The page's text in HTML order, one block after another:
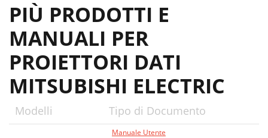
PIÙ PRODOTTI E
MANUALI PER
PROIETTORI DATI
MITSUBISHI ELECTRIC
Modelli Tipo di Documento
Manuale Utente